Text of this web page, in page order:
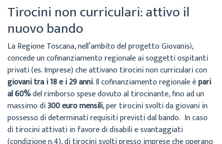
Tirocini non curriculari: attivo il
nuovo bando
La Regione Toscana, nell’ambito del progetto Giovanisì,
concede un cofinanziamento regionale ai soggetti ospitanti
privati (es. Imprese) che attivano tirocini non curriculari con
giovani tra i 18 e i 29 anni. Il cofinanziamento regionale èpari
al 60%del rimborso spese dovuto al tirocinante, fino ad un
massimo di300 euro mensili, per tirocini svolti da giovani in
possesso di determinati requisiti previsti dal bando. In caso
di tirocini attivati in favore di disabili e svantaggiati